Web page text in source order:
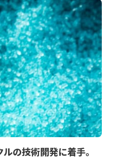
の技術開発に着手。